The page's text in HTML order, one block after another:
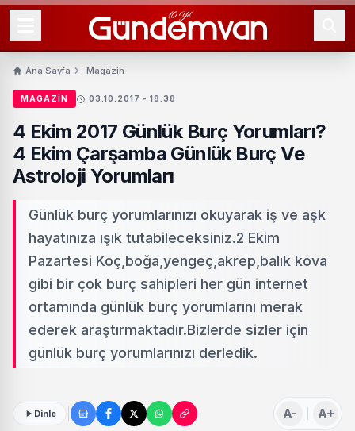
Ana Sayfa Magazin
MAGAZIN 03.10.2017 - 18:38
4 Ekim 2017 Günlük Burç Yorumları?
4 Ekim Çarşamba Günlük Burç Ve
Astroloji Yorumları
Günlük burç yorumlarınızı okuyarak iş ve aşk
hayatınıza ışık tutabileceksiniz.2 Ekim
Pazartesi Koç,boğa,yengeç,akrep,balık kova
gibi bir çok burç sahipleri her gün internet
ortamında günlük burç yorumlarını merak
ederek araştırmaktadır.Bizlerde sizler için
günlük burç yorumlarınızı derledik.
Dinle A- A+